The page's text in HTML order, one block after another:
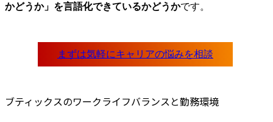
かどうか」を言語化できているかどうかです。
ブティックスのワークライフバランスと勤務環境